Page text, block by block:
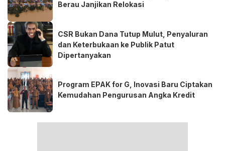
Berau Janjikan Relokasi
CSR Bukan Dana Tutup Mulut, Penyaluran
dan Keterbukaan ke Publik Patut
Dipertanyakan
Program EPAK for G, Inovasi Baru Ciptakan
Kemudahan Pengurusan Angka Kredit